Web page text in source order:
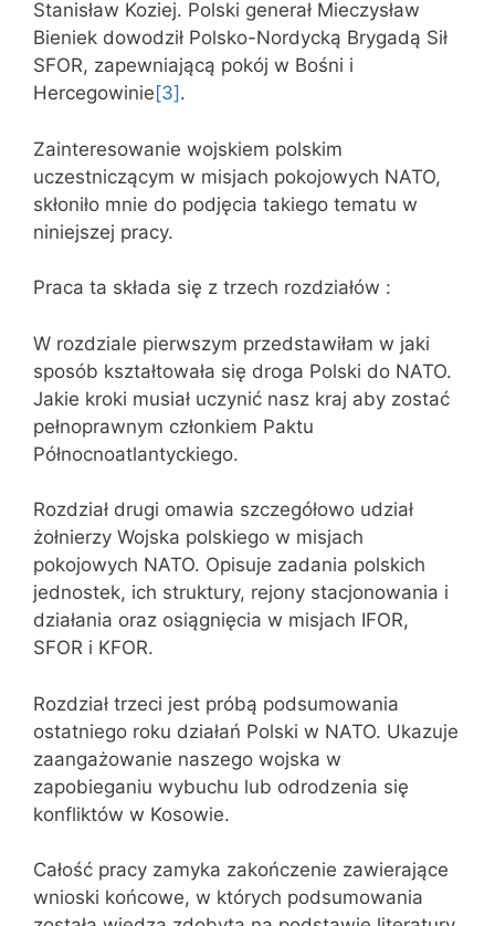
Stanisław Koziej. Polski generał Mieczysław
Bieniek dowodził Polsko-Nordycką Brygadą Sił
SFOR, zapewniającą pokój w Bośni i
Hercegowinie [3] .
Zainteresowanie wojskiem polskim
uczestniczącym w misjach pokojowych NATO,
skłoniło mnie do podjęcia takiego tematu w
niniejszej pracy.
Praca ta składa się z trzech rozdziałów :
W rozdziale pierwszym przedstawiłam w jaki
sposób kształtowała się droga Polski do NATO.
Jakie kroki musiał uczynić nasz kraj aby zostać
pełnoprawnym członkiem Paktu
Północnoatlantyckiego.
Rozdział drugi omawia szczegółowo udział
żołnierzy Wojska polskiego w misjach
pokojowych NATO. Opisuje zadania polskich
jednostek, ich struktury, rejony stacjonowania i
działania oraz osiągnięcia w misjach IFOR,
SFOR i KFOR.
Rozdział trzeci jest próbą podsumowania
ostatniego roku działań Polski w NATO. Ukazuje
zaangażowanie naszego wojska w
zapobieganiu wybuchu lub odrodzenia się
konfliktów w Kosowie.
Całość pracy zamyka zakończenie zawierające
wnioski końcowe, w których podsumowania